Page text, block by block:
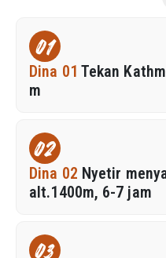
01
Dina 01 Tekan
m
02
Dina 02 Nyetir
alt.1400m, 6-7 jam
03